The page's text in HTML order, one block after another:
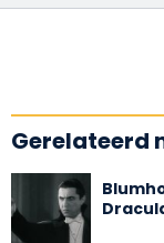
Gerelateerd